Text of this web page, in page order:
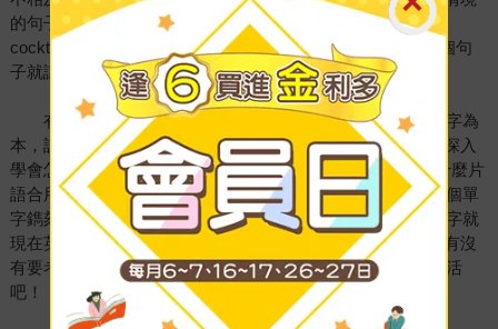
的句子來記憶單字呢？相較來說，Bloody Mary is a popular
cocktail containing vodka, tomato juice, and other spices.這個句
子就讓tomato「有存在感」多了！
有鑑於此，我以教育部公佈的大學入學考試必備4000單字為
本，設計出共兩百五十二篇的情境式文章，讓讀者從情境中深入
學會怎麼「用」一個單字──它要加什麼介系詞？它通常與什麼片
語合用？它的過去式和過去分詞是什麼？……從而把這4000個單
字鐫刻腦海，成為像吃飯喝水一樣自然的語言。這4000個單字就
現在英語的普及度而言，已經堪稱全民必備，所以，不管你有沒
有要考大學，請將這4000個單字用我的方法嵌入你的日常生活
吧！